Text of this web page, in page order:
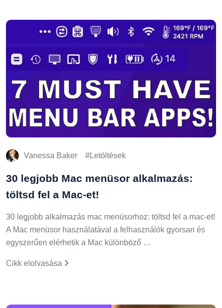
Vanessa Baker Letöltések
30 legjobb Mac menüsor alkalmazás:
töltsd fel a Mac-et!
30 legjobb alkalmazás mac menüsorhoz: töltsd fel a mac-et!
A Mac menüsor használatával a felhasználók gyorsan és
egyszerűen elérhetik a Mac különböző …
Cikk elolvasása